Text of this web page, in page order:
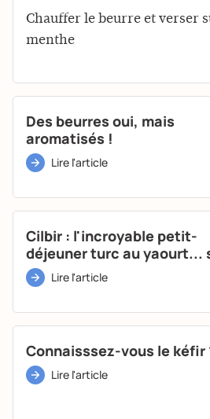
Chauffer le beurre et verser
menthe
Des beurres oui, mais
aromatisés !
Lire l'article
Cilbir : l'incroyable petit-
déjeuner turc au yaourt...
Lire l'article
Connaisssez-vous le kéfir
Lire l'article